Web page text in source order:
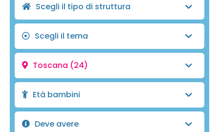
Scegli il tipo di struttura
Scegli il tema
Toscana (24)
Età bambini
Deve avere